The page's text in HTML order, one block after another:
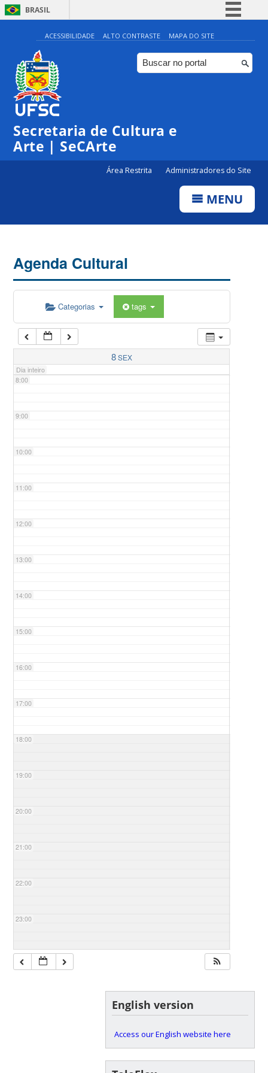
BRASIL
Simplifique!
Comunica BR
Participe
ACESSIBILIDADE ALTO CONTRASTE MAPA DO SITE
Secretaria de Cultura e
Arte | SeCArte
Área Restrita Administradores do Site
MENU
Agenda Cultural
Categorias tags
8SEX
Dia inteiro
0:00
1:00
5:00
7:00
8:00
9:00
10:00
11:00
12:00
13:00
14:00
15:00
16:00
17:00
18:00
19:00
20:00
21:00
22:00
23:00
English version
Access our English website here